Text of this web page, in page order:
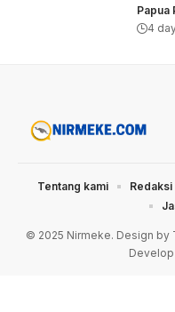
Papua
4
© 2025 Nirmeke. Design by
Tentang kami Redaksi